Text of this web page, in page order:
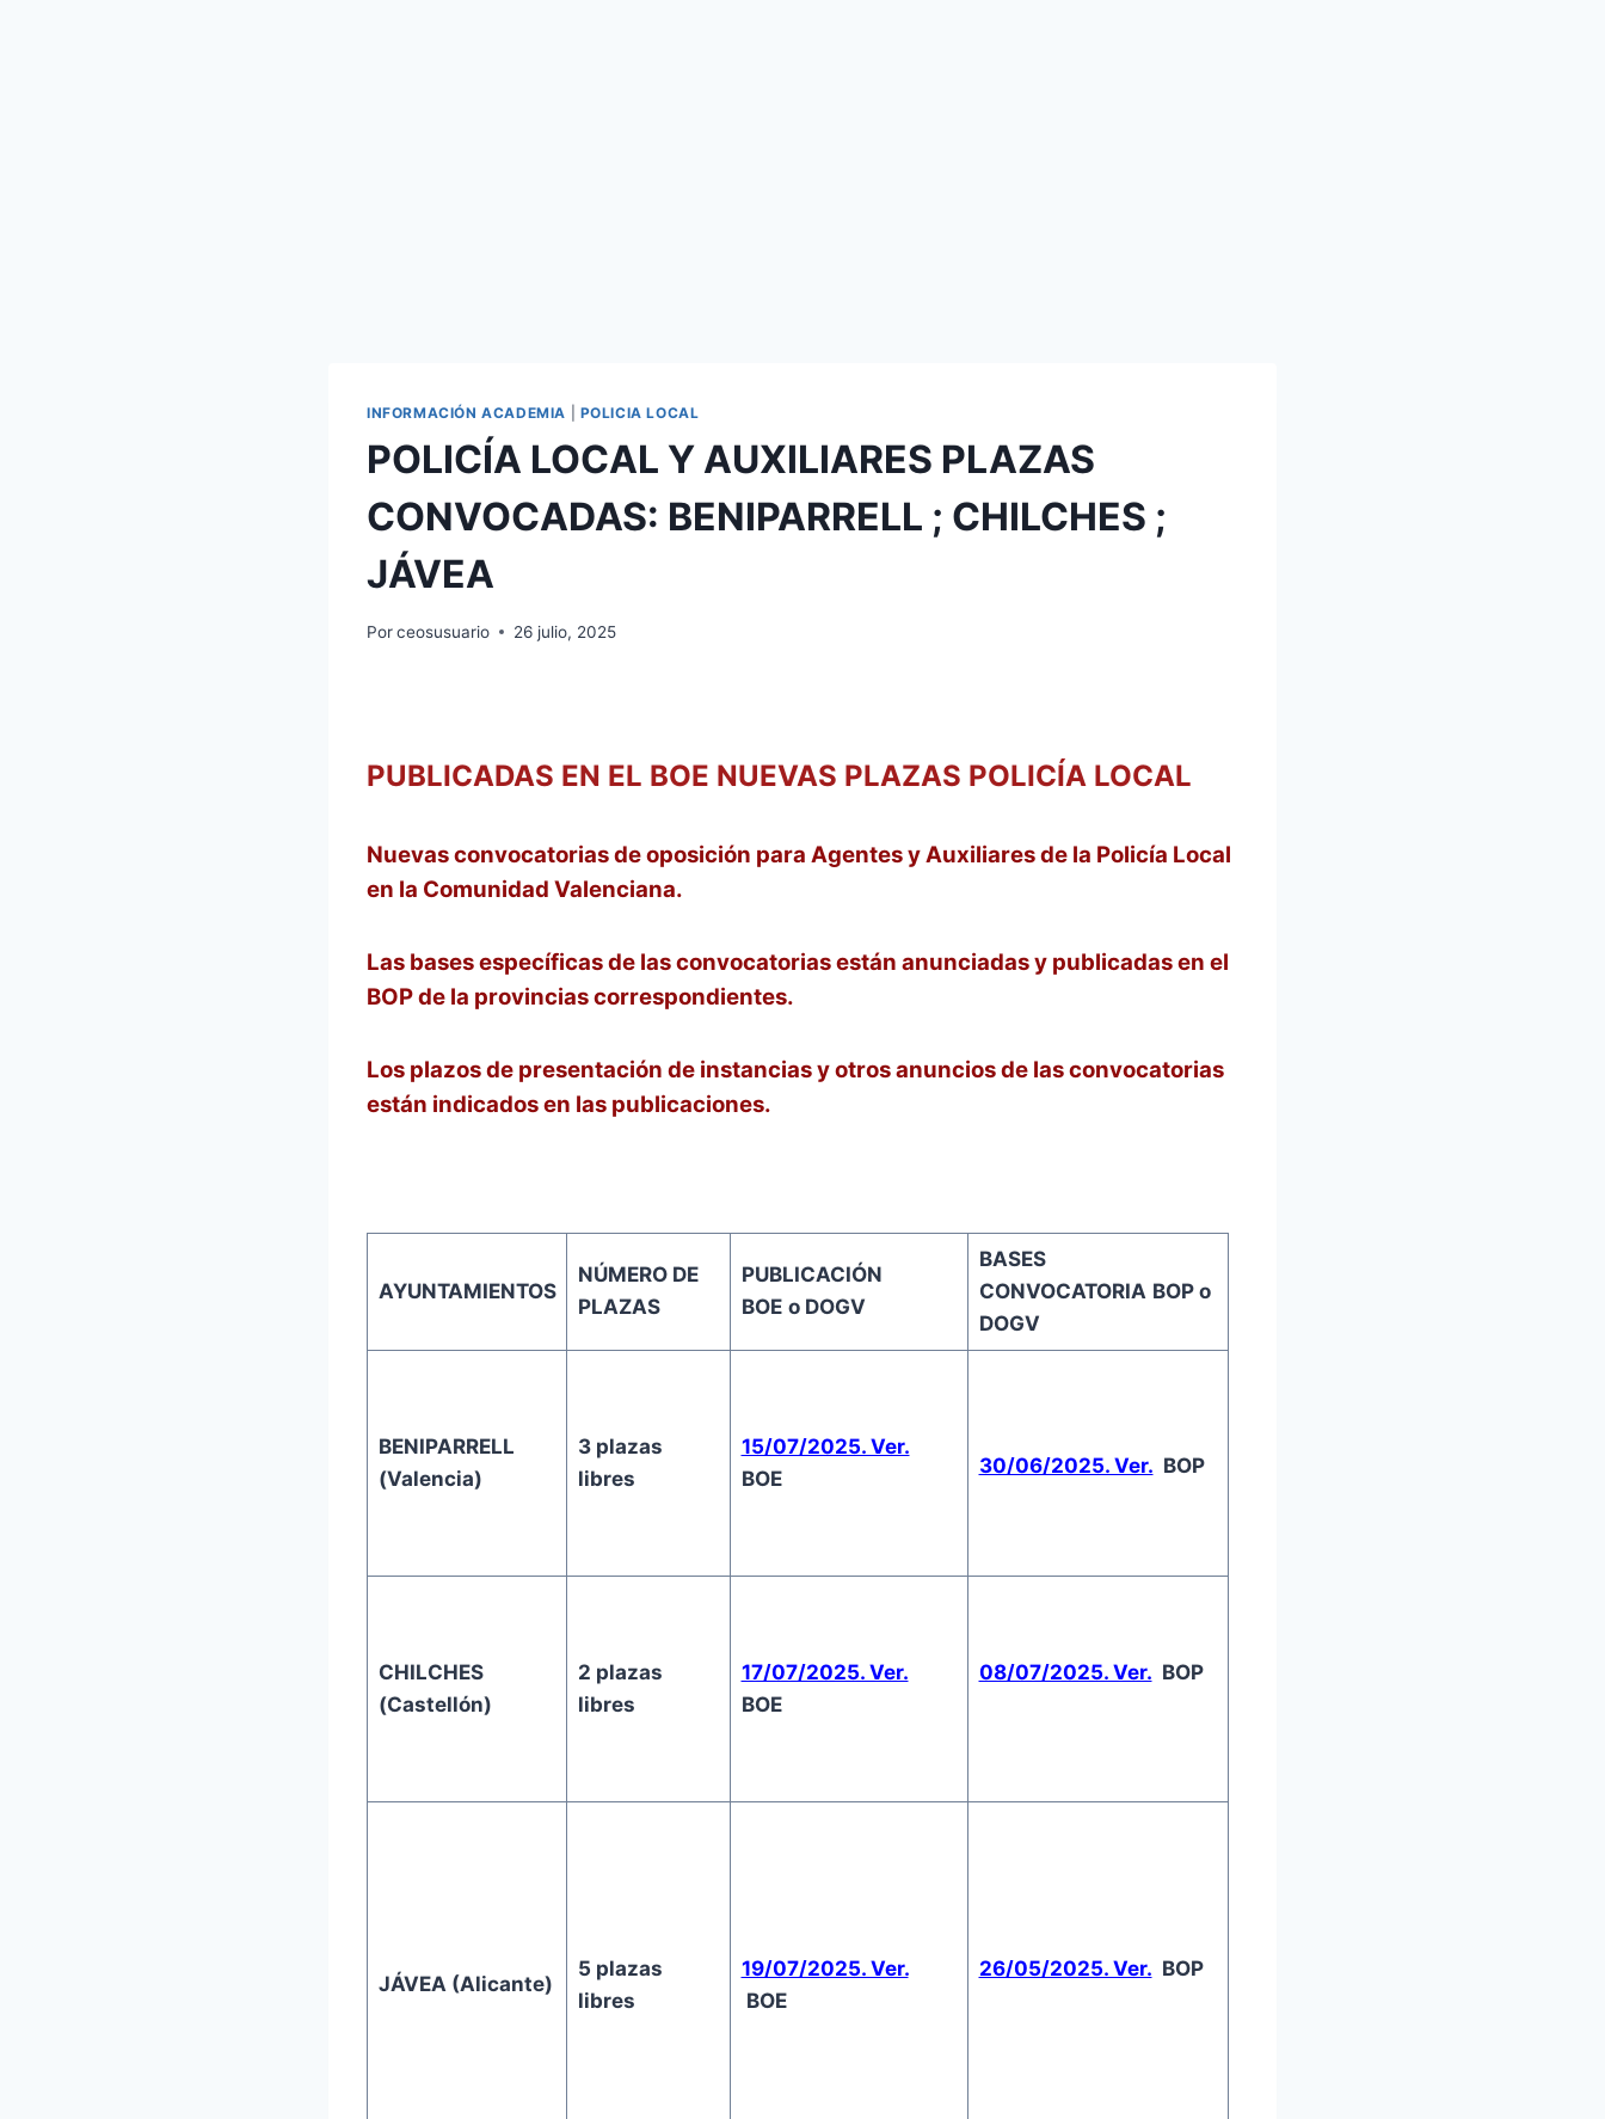
INFORMACIÓN ACADEMIA POLICIA LOCAL
POLICÍA LOCAL Y AUXILIARES PLAZAS
CONVOCADAS: BENIPARRELL ; CHILCHES ;
JÁVEA
Porceosusuario 26 julio, 2025
PUBLICADAS EN EL BOE NUEVAS PLAZAS POLICÍA LOCAL
Nuevas convocatorias de oposición para Agentes y Auxiliares de la Policía Local
en la Comunidad Valenciana.
Las bases específicas de las convocatorias están anunciadas y publicadas en el
BOP de la provincias correspondientes.
Los plazos de presentación de instancias y otros anuncios de las convocatorias
están indicados en las publicaciones.
AYUNTAMIENTOS
NÚMERO DE
PLAZAS
PUBLICACIÓN
BOE o DOGV
BASES
CONVOCATORIA BOP o
DOGV
BENIPARRELL
(Valencia)
3 plazas
libres
15/07/2025. Ver.
BOE
30/06/2025. Ver. BOP
CHILCHES
(Castellón)
2 plazas
libres
17/07/2025. Ver.
BOE
08/07/2025. Ver. BOP
JÁVEA (Alicante)
5 plazas
libres
19/07/2025. Ver.
BOE
26/05/2025. Ver. BOP